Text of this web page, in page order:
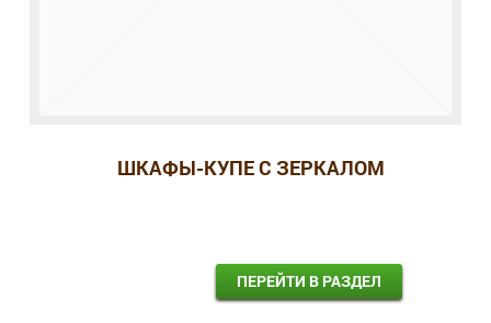
ШКАФЫ-КУПЕ С ЗЕРКАЛОМ
ПЕРЕЙТИ В РАЗДЕЛ